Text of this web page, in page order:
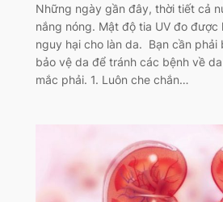
Những ngày gần đây, thời tiết cả
nắng nóng. Mật độ tia UV đo được
nguy hại cho làn da. Bạn cần phải
bảo vệ da để tránh các bệnh về
mắc phải. 1. Luôn che chắn…